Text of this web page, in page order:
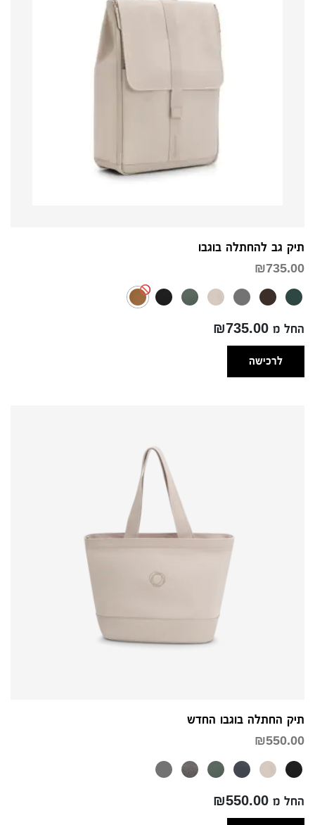
תיק גב להחתלה בוגבו
₪735.00
החל מ ₪735.00
לרכישה
תיק החתלה בוגבו החדש
₪550.00
החל מ ₪550.00